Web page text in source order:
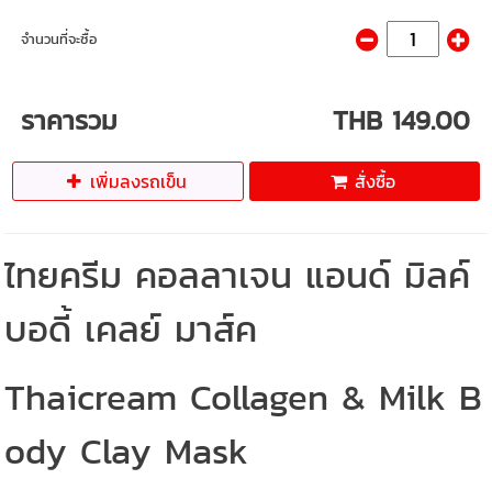
จำนวนที่จะซื้อ
ราคารวม THB 149.00
เพิ่มลงรถเข็น สั่งซื้อ
ไทยครีม คอลลาเจน แอนด์ มิลค์
บอดี้ เคลย์ มาส์ค
Thaicream Collagen & Milk B
ody Clay Mask